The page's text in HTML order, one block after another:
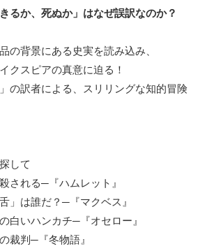
るか、死ぬか」はなぜ誤訳なのか？
の背景にある史実を読み込み、
クスピアの真意に迫る！
の訳者による、スリリングな知的冒険
して
れる─『ハムレット』
は誰だ？─『マクベス』
いハンカチ─『オセロー』
判─『冬物語』